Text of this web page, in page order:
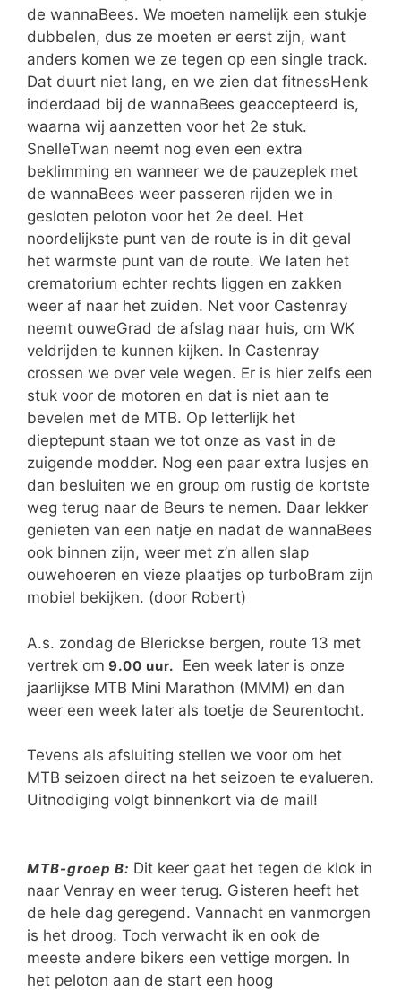
de wannaBees. We moeten namelijk een stukje
dubbelen, dus ze moeten er eerst zijn, want
anders komen we ze tegen op een single track.
Dat duurt niet lang, en we zien dat fitnessHenk
inderdaad bij de wannaBees geaccepteerd is,
waarna wij aanzetten voor het 2e stuk.
SnelleTwan neemt nog even een extra
beklimming en wanneer we de pauzeplek met
de wannaBees weer passeren rijden we in
gesloten peloton voor het 2e deel. Het
noordelijkste punt van de route is in dit geval
het warmste punt van de route. We laten het
crematorium echter rechts liggen en zakken
weer af naar het zuiden. Net voor Castenray
neemt ouweGrad de afslag naar huis, om WK
veldrijden te kunnen kijken. In Castenray
crossen we over vele wegen. Er is hier zelfs een
stuk voor de motoren en dat is niet aan te
bevelen met de MTB. Op letterlijk het
dieptepunt staan we tot onze as vast in de
zuigende modder. Nog een paar extra lusjes en
dan besluiten we en group om rustig de kortste
weg terug naar de Beurs te nemen. Daar lekker
genieten van een natje en nadat de wannaBees
ook binnen zijn, weer met z’n allen slap
ouwehoeren en vieze plaatjes op turboBram zijn
mobiel bekijken. (door Robert)
A.s. zondag de Blerickse bergen, route 13 met
vertrek om 9.00 uur. Een week later is onze
jaarlijkse MTB Mini Marathon (MMM) en dan
weer een week later als toetje de Seurentocht.
Tevens als afsluiting stellen we voor om het
MTB seizoen direct na het seizoen te evalueren.
Uitnodiging volgt binnenkort via de mail!
MTB-groep B: Dit keer gaat het tegen de klok in
naar Venray en weer terug. Gisteren heeft het
de hele dag geregend. Vannacht en vanmorgen
is het droog. Toch verwacht ik en ook de
meeste andere bikers een vettige morgen. In
het peloton aan de start een hoog